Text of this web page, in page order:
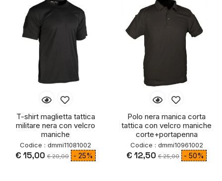
T-shirt maglietta tattica
militare nera con velcro
maniche
Codice : dmmi11081002
€ 15,00 € 20,00 - 25%
Polo nera manica corta
tattica con velcro maniche
corte+portapenna
Codice : dmmi10961002
€ 12,50 € 25,00 - 50%